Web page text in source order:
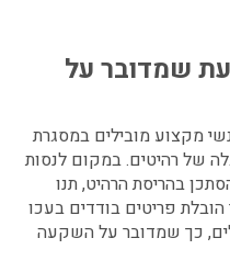
שמדובר על
מקצוע מובילים במסגרת
של רהיטים. במקום לנסות
בהריסת הרהיט, תנו
פריטים בודדים בעכו
כך שמדובר על השקעה